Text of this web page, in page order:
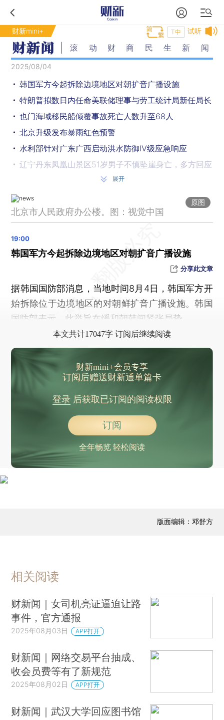
财新mini+ 试听
T中
滚动财商民生新闻
2025/08/04
韩国军方今起拆除边境地区对朝扩音广播设施
特朗普拟数日内任命美联储理事与劳工统计局新任局长
也门海域移民船倾覆事故死亡人数升至68人
北京升级发布暴雨红色预警
水利部针对广东广西启动洪水防御Ⅳ级应急响应
辽宁丹东凤凰山景区51岁男子不慎坠崖身亡，多方回应
市民非必要不外出，北京全市启动防汛一级应急响应
北京市政府通告：行政区全域为无人驾驶航空器管制空域
3人打骂14岁女生致多处挫伤，警方通报
暴雨橙色预警：河北广东广西局地有特大暴雨
水利部将甘肃青海洪水防御应急响应提升至Ⅲ级
暑期档票房破70亿元 《南京照相馆》《长安的荔枝》前二
演员朱龙广去世，曾出演86版《西游记》如来佛
奥运单项两度失守，世锦赛中国跳水队9金收官
“签了长期合同” 印度仍将购买俄罗斯石油
以总理内塔尼亚胡重申“消灭”哈马斯
美团、饿了么、京东同时发文承诺“规范促销”
8月8日起国债等利息收入开征增值税 影响几何？
苹果中国市场收入时隔两年重回增长 第三财季关税损失8亿美元
高通手机业绩不及预期 苹果相关营收减少
展开
原图
北京市人民政府办公楼。图：视觉中国
韩国军方今起拆除边境地区对朝扩音广播设施
分享此文章
据韩国国防部消息，当地时间8月4日，韩国军方开
始拆除位于边境地区的对朝鲜扩音广播设施。韩国
国防部表示，此举旨在缓和朝韩间紧张局势。
本文共计17047字 订阅后继续阅读
财新mini+会员专享
订阅后赠送财新通单篇卡
登录后获取已订阅的阅读权限
订阅
全年畅览 轻松阅读
版面编辑：邓舒方
相关阅读
财新闻｜女司机亮证逼迫让路
事件，官方通报
2025年08月03日 APP打开
财新闻｜网络交易平台抽成、
收会员费等有了新规范
2025年08月02日 APP打开
财新闻｜武汉大学回应图书馆